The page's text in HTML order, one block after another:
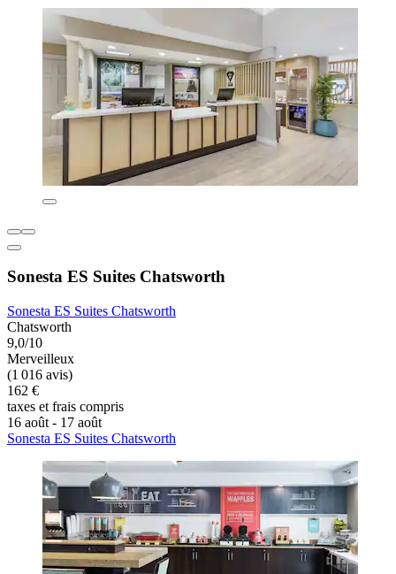
Sonesta ES Suites Chatsworth
Sonesta ES Suites Chatsworth
Chatsworth
9,0/10
Merveilleux
(1 016 avis)
162 €
taxes et frais compris
16 août - 17 août
Sonesta ES Suites Chatsworth